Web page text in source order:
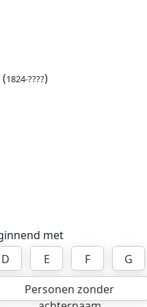
(1824-????)
met
D E F G
Personen zonder